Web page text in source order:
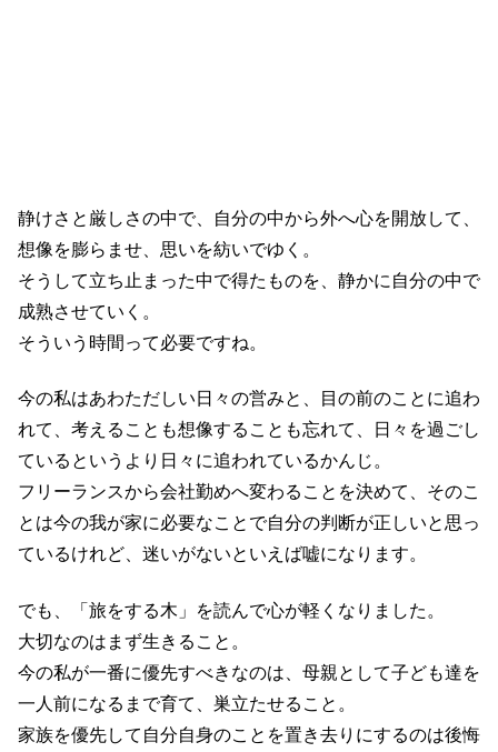
静けさと厳しさの中で、自分の中から外へ心を開放して、
想像を膨らませ、思いを紡いでゆく。
そうして立ち止まった中で得たものを、静かに自分の中で
成熟させていく。
そういう時間って必要ですね。
今の私はあわただしい日々の営みと、目の前のことに追わ
れて、考えることも想像することも忘れて、日々を過ごし
ているというより日々に追われているかんじ。
フリーランスから会社勤めへ変わることを決めて、そのこ
とは今の我が家に必要なことで自分の判断が正しいと思っ
ているけれど、迷いがないといえば嘘になります。
でも、「旅をする木」を読んで心が軽くなりました。
大切なのはまず生きること。
今の私が一番に優先すべきなのは、母親として子ども達を
一人前になるまで育て、巣立たせること。
家族を優先して自分自身のことを置き去りにするのは後悔